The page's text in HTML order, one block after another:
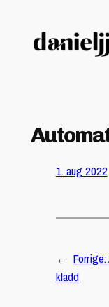
innhold
1. aug 2022
← Forrige:
kladd